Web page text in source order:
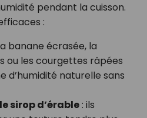
pendant la cuisson.
:
banane écrasée, la
ou les courgettes râpées
d’humidité naturelle sans
sirop d’érable: ils